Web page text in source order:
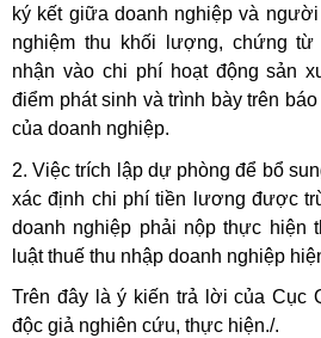
ký kết giữa doanh nghiệp và
nghiệm thu khối lượng, chứng
nhận vào chi phí hoạt động sản
điểm phát sinh và trình bày trên
của doanh nghiệp.
2. Việc trích lập dự phòng để bổ
xác định chi phí tiền lương được
doanh nghiệp phải nộp thực hiện
luật thuế thu nhập doanh nghiệp
Trên đây là ý kiến trả lời của Cục
độc giả nghiên cứu, thực hiện./.